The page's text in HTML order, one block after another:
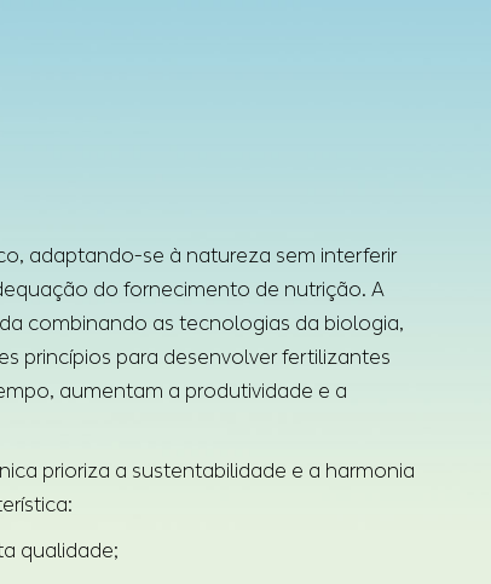
adaptando-se à natureza sem interferir
do fornecimento de nutrição. A
combinando as tecnologias da biologia,
princípios para desenvolver fertilizantes
aumentam a produtividade e a
prioriza a sustentabilidade e a harmonia
qualidade;